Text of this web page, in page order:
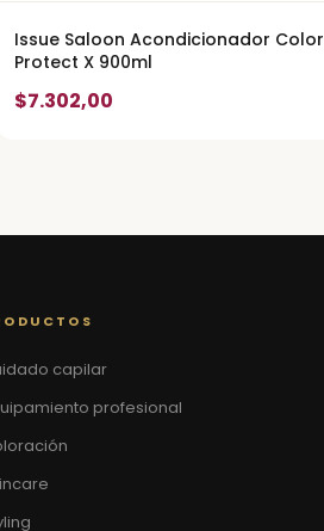
Issue Saloon Acondicionador Color
Protect X 900ml
$7.302,00
capilar
profesional